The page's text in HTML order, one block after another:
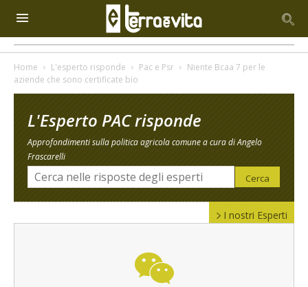
Home L'esperto risponde Pac e Psr
Niente Bcaa 7 per le
aziende che sono certificate bio
L'Esperto PAC risponde
Approfondimenti sulla politica agricola comune a cura di Angelo
Frascarelli
I nostri Esperti